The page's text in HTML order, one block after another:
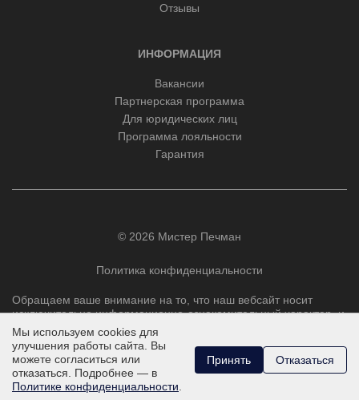
Отзывы
ИНФОРМАЦИЯ
Вакансии
Партнерская программа
Для юридических лиц
Программа лояльности
Гарантия
© 2026 Мистер Печман
Политика конфиденциальности
Обращаем ваше внимание на то, что наш вебсайт носит
исключительно информационно-ознакомительный характер, и
ни при каких условиях не является публичной офертой,
определяемой положениями Статьи 437 Гражданского
кодекса РФ.
Мы используем cookies для
улучшения работы сайта. Вы
можете согласиться или
отказаться. Подробнее — в
Политике конфиденциальности
Принять Отказаться